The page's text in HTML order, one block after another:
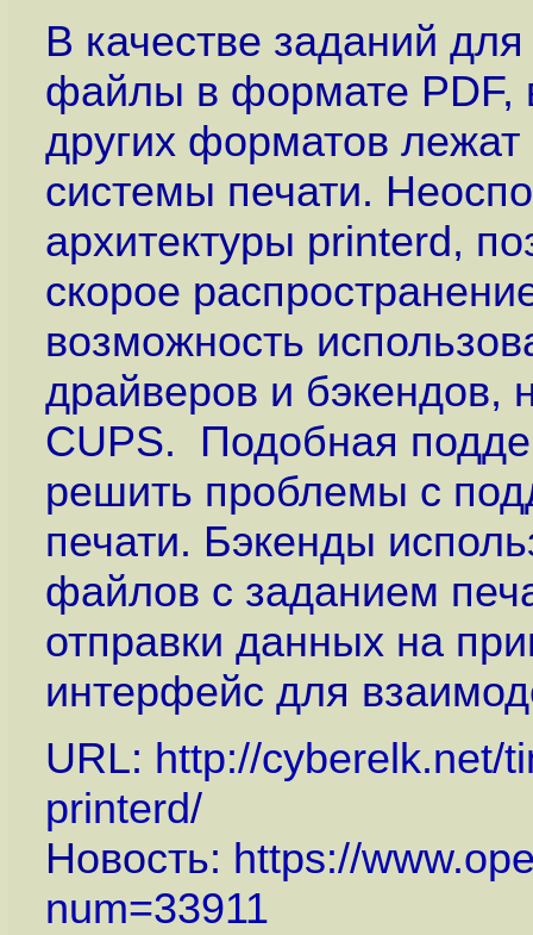
В качестве заданий
файлы в формате PDF,
других форматов
системы печати.
архитектуры printerd,
скорое
возможность
драйверов и бэкендов,
CUPS. Подобная
решить проблемы с
печати. Бэкенды
файлов с заданием
отправки данных на
интерфейс для
URL: http://cyberelk.net/
printerd/
Новость: https://
num=33911